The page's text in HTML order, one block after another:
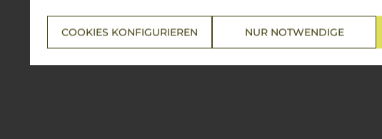
COOKIES KONFIGURIEREN NUR NOTWENDIGE